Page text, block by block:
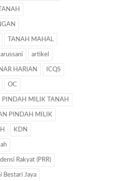
TANAH MAHAL
artikel
HARIAN ICQS
OC
PINDAH MILIK TANAH
PINDAH MILIK
KDN
Rakyat (PRR)
Bestari Jaya